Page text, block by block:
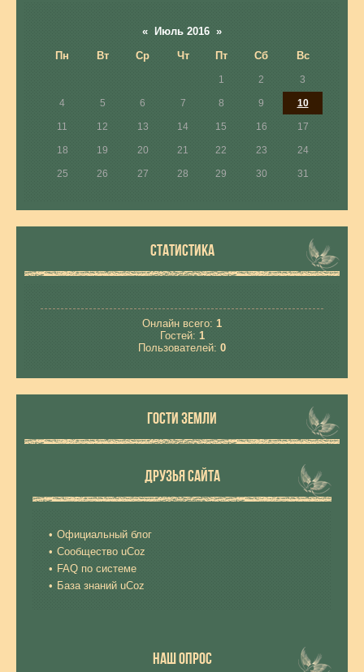
« Июль 2016 »
Пн
Вт Ср Чт Пт Сб Вс
1 2 3
4 5 6 7 8 9 10
11 12 13 14 15 16 17
18 19 20 21 22 23 24
25 26 27 28 29 30 31
СТАТИСТИКА
Онлайн всего: 1
Гостей: 1
Пользователей: 0
ГОСТИ ЗЕМЛИ
ДРУЗЬЯ САЙТА
Официальный блог
Сообщество uCoz
FAQ по системе
База знаний uCoz
НАШ ОПРОС